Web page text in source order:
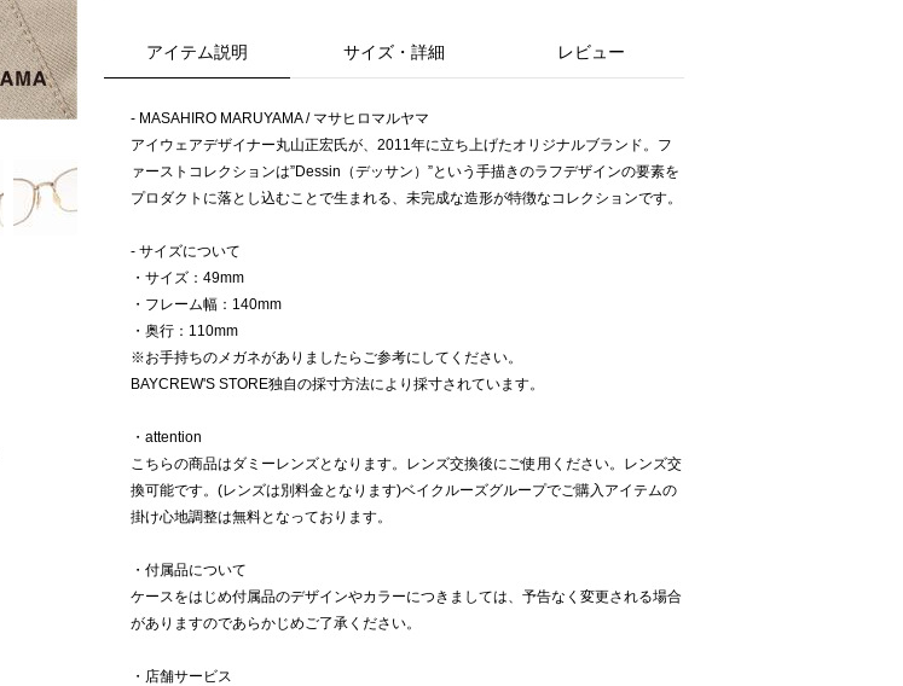
アイテム説明 サイズ・詳細 レビュー
- MASAHIRO MARUYAMA / マサヒロマルヤマ
アイウェアデザイナー丸山正宏氏が、2011年に立ち上げたオリジナルブランド。フ
ァーストコレクションは”Dessin（デッサン）”という手描きのラフデザインの要素を
プロダクトに落とし込むことで生まれる、未完成な造形が特徴なコレクションです。
- サイズについて
・サイズ：49mm
・フレーム幅：140mm
・奥行：110mm
※お手持ちのメガネがありましたらご参考にしてください。
BAYCREW'S STORE独自の採寸方法により採寸されています。
・attention
こちらの商品はダミーレンズとなります。レンズ交換後にご使用ください。レンズ交
換可能です。(レンズは別料金となります)ベイクルーズグループでご購入アイテムの
掛け心地調整は無料となっております。
・付属品について
ケースをはじめ付属品のデザインやカラーにつきましては、予告なく変更される場合
がありますのであらかじめご了承ください。
・店舗サービス